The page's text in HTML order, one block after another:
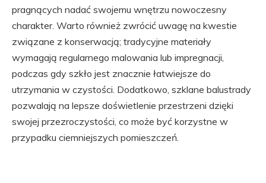
pragnących nadać swojemu wnętrzu nowoczesny
charakter. Warto również zwrócić uwagę na kwestie
związane z konserwacją; tradycyjne materiały
wymagają regularnego malowania lub impregnacji,
podczas gdy szkło jest znacznie łatwiejsze do
utrzymania w czystości. Dodatkowo, szklane balustrady
pozwalają na lepsze doświetlenie przestrzeni dzięki
swojej przezroczystości, co może być korzystne w
przypadku ciemniejszych pomieszczeń.